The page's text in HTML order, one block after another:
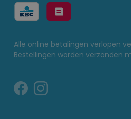
Alle online betalingen verlopen
Bestellingen worden verzonden